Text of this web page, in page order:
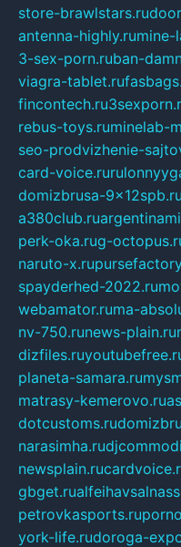
store-brawlstars.ru
antenna-highly.rumine-
3-sex-porn.ruban-
viagra-tablet.ru
fincontech.ru
rebus-toys.ruminelab-
seo-prodvizhenie-
card-voice.ru
domizbrusa-9x12spb.ru
a380club.ru
perk-oka.rug-
naruto-x.ru
spayderhed-2022.ru
webamator.ruma-
nv-750.runews-plain.ru
dizfiles.ru
planeta-samara.ru
matrasy-kemerovo.ru
dotcustoms.ru
narasimha.ru
newsplain.ru
gbget.ru
petrovkasports.ru
york-life.rudoroga-